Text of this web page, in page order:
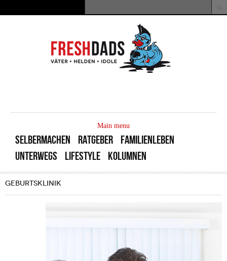
Suchformular
Main menu
SELBERMACHEN RATGEBER
FAMILIENLEBEN
UNTERWEGS
LIFESTYLE KOLUMNEN
GEBURTSKLINIK